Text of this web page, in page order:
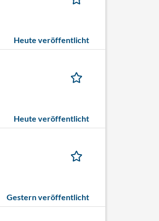
Heute veröffentlicht
Heute veröffentlicht
Gestern veröffentlicht